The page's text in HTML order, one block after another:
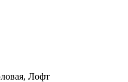
Лофт